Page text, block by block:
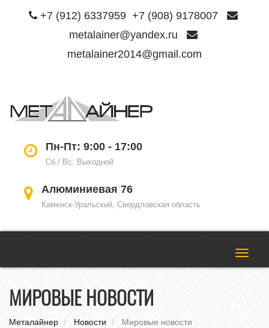
+7 (912) 6337959 +7 (908) 9178007
metalainer@yandex.ru
metalainer2014@gmail.com
Пн-Пт: 9:00 - 17:00
Сб / Вс: Выходной
Алюминиевая 76
Каменск-Уральский, Свердловская область
МИРОВЫЕ НОВОСТИ
Металайнер Новости Мировые новости